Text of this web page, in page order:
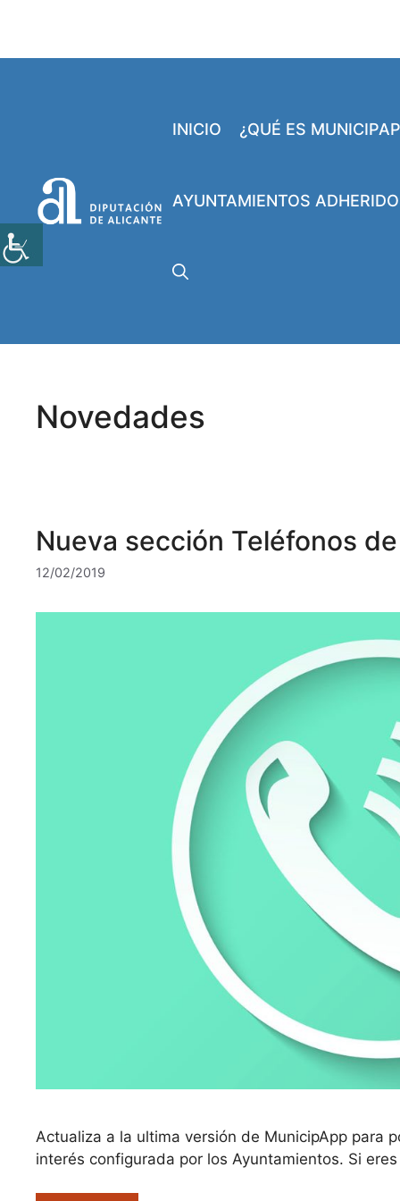
contenido
INICIO ¿QUÉ ES
AYUNTAMIENTOS
Novedades
Nueva sección Teléfonos
12/02/2019
Actualiza a la ultima versión de MunicipApp para
interés configurada por los Ayuntamientos. Si